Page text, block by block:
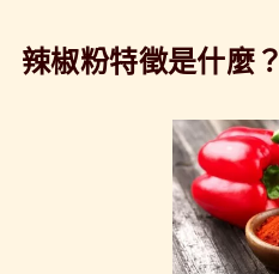
辣椒粉特徵是什麼？